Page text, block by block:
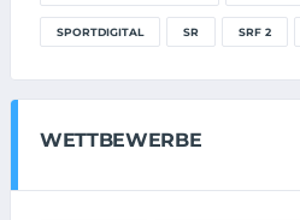
SPORTDIGITAL SR SRF 2
WETTBEWERBE